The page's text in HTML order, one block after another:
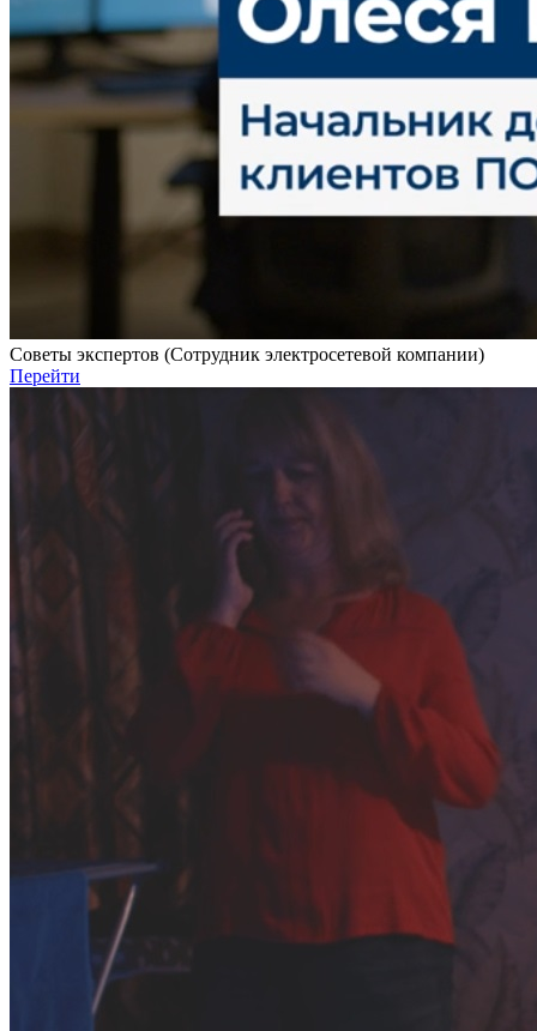
Советы экспертов (Сотрудник электросетевой компании)
Перейти